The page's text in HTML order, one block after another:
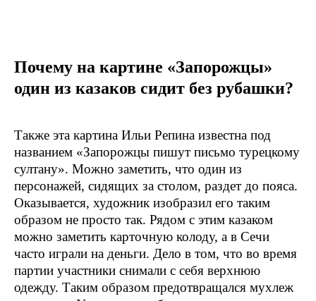
Почему на картине «Запорожцы»
один из казаков сидит без рубашки?
Также эта картина Ильи Репина известна под
названием «Запорожцы пишут письмо турецкому
султану». Можно заметить, что один из
персонажей, сидящих за столом, раздет до пояса.
Оказывается, художник изобразил его таким
образом не просто так. Рядом с этим казаком
можно заметить карточную колоду, а в Сечи
часто играли на деньги. Дело в том, что во время
партии участники снимали с себя верхнюю
одежду. Таким образом предотвращался мухлеж